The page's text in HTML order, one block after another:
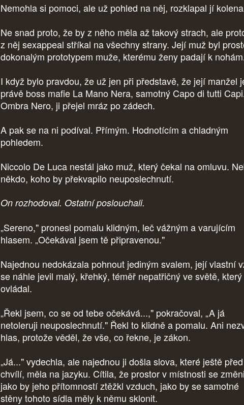
Nemohla si pomoci, ale už pohled na něj, rozklapal jí
Ne snad proto, že by z něho měla až takový strach, ale
z něj sexappeal stříkal na všechny strany. Její muž byl
dokonalým prototypem muže, kterému ženy padají k
I když bylo pravdou, že už jen při představě, že její manžel
právě boss mafie La Mano Nera, samotný Capo di tutti
Ombra Nero, ji přejel mráz po zádech.
A pak se na ni podíval. Přímým. Hodnotícím a chladným
pohledem.
Niccolo De Luca nestál jako muž, který čekal na omluvu.
někdo, koho by překvapilo neuposlechnutí.
On rozhodoval. Ostatní poslouchali.
„Sereno," pronesl pomalu klidným, leč vážným a varujícím
hlasem. „Očekával jsem tě připravenou."
Najednou nedokázala pohnout jediným svalem, její vlastní
se náhle jevil malý, křehký, téměř nepatřičný ve světě, který
ovládal.
„Řekl jsem, co se od tebe očekává...," pokračoval, „A já
netoleruji neuposlechnutí." Řekl to klidně a pomalu. Ani
hlas, protože věděl, že vše, co řekne, je zákon.
„Já..." vydechla, ale najednou ji došla slova, které ještě před
chvílí, měla na jazyku. Cítila, že prostor v místnosti se
jako by jeho přítomností ztěžkl vzduch, jako by se samotné
stěny tohoto sídla měly k němu sklonit.